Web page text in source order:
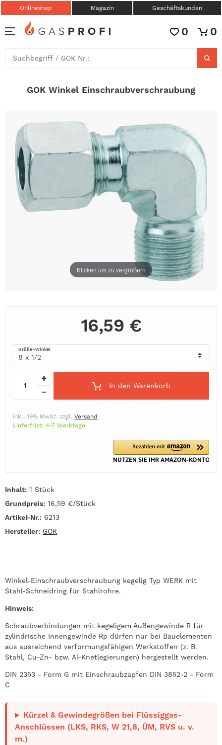
Onlineshop Magazin Geschäftskunden
0 0
GOK Winkel Einschraubverschraubung
Klicken um zu vergrößern
Inhalt: 1 Stück
Grundpreis: 16,59 €/Stück
Artikel-Nr.: 6213
Hersteller: GOK
16,59 €
Größe-Winkel
In den Warenkorb
inkl. 19% MwSt. zzgl. Versand
Lieferfrist: 4-7 Werktage
Winkel-Einschraubverschraubung kegelig Typ WERK mit
Stahl-Schneidring für Stahlrohre.
Hinweis:
Schraubverbindungen mit kegeligem Außengewinde R für
zylindrische Innengewinde Rp dürfen nur bei Bauelementen
aus ausreichend verformungsfähigen Werkstoffen (z. B.
Stahl, Cu-Zn- bzw. Al-Knetlegierungen) hergestellt werden.
DIN 2353 - Form G mit Einschraubzapfen DIN 3852-2 - Form
C
Kürzel & Gewindegrößen bei Flüssiggas-
Anschlüssen (LKS, RKS, W 21,8, ÜM, RVS u. v.
m.)